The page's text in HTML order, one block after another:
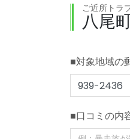
ご近所トラ
八尾
■対象地域の
■口コミの内